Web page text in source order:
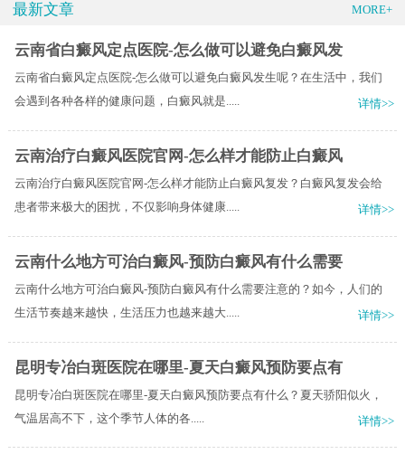
最新文章 MORE+
云南省白癜风定点医院-怎么做可以避免白癜风发
云南省白癜风定点医院-怎么做可以避免白癜风发生呢？在生活中，我们
会遇到各种各样的健康问题，白癜风就是.....
详情>>
云南治疗白癜风医院官网-怎么样才能防止白癜风
云南治疗白癜风医院官网-怎么样才能防止白癜风复发？白癜风复发会给
患者带来极大的困扰，不仅影响身体健康.....
详情>>
云南什么地方可治白癜风-预防白癜风有什么需要
云南什么地方可治白癜风-预防白癜风有什么需要注意的？如今，人们的
生活节奏越来越快，生活压力也越来越大.....
详情>>
昆明专冶白斑医院在哪里-夏天白癜风预防要点有
昆明专冶白斑医院在哪里-夏天白癜风预防要点有什么？​夏天骄阳似火，
气温居高不下，这个季节人体的各.....
详情>>